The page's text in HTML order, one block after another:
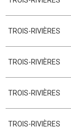
TROIS-RIVIÈRES
TROIS-RIVIÈRES
TROIS-RIVIÈRES
TROIS-RIVIÈRES